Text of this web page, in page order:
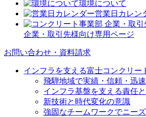
環境について
営業日カレン
企業・取引先様向け専用ページ
お問い合わせ・資料請求
インフラを支える富士コンクリー
飛騨地域で実績・信頼・迅速
インフラ基盤を支える責任
新技術と時代変化の意識
強固なチームワークでニー